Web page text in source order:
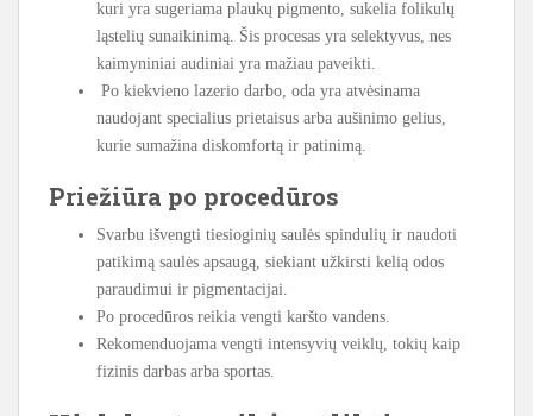
kuri yra sugeriama plaukų pigmento, sukelia folikulų
ląstelių sunaikinimą. Šis procesas yra selektyvus, nes
kaimyniniai audiniai yra mažiau paveikti.
Po kiekvieno lazerio darbo, oda yra atvėsinama
naudojant specialius prietaisus arba aušinimo gelius,
kurie sumažina diskomfortą ir patinimą.
Priežiūra po procedūros
Svarbu išvengti tiesioginių saulės spindulių ir naudoti
patikimą saulės apsaugą, siekiant užkirsti kelią odos
paraudimui ir pigmentacijai.
Po procedūros reikia vengti karšto vandens.
Rekomenduojama vengti intensyvių veiklų, tokių kaip
fizinis darbas arba sportas.